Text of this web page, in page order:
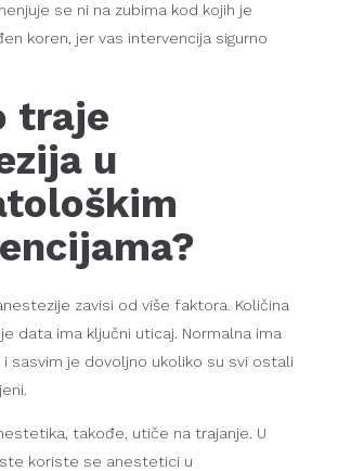
se ni na zubima kod kojih je
koren, jer vas intervencija sigurno
traje
u
zavisi od više faktora. Količina
data ima ključni uticaj. Normalna ima
sasvim je dovoljno ukoliko su svi ostali
takođe, utiče na trajanje. U
koriste se anestetici u